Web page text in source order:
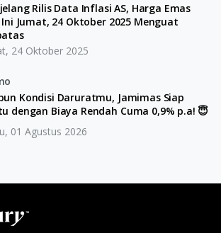
Rilis Data Inflasi AS, Harga Emas
Jumat, 24 Oktober 2025 Menguat
24 Oktober 2025
Kondisi Daruratmu, Jamimas Siap
dengan Biaya Rendah Cuma 0,9% p.a! 😇
01 Agustus 2026